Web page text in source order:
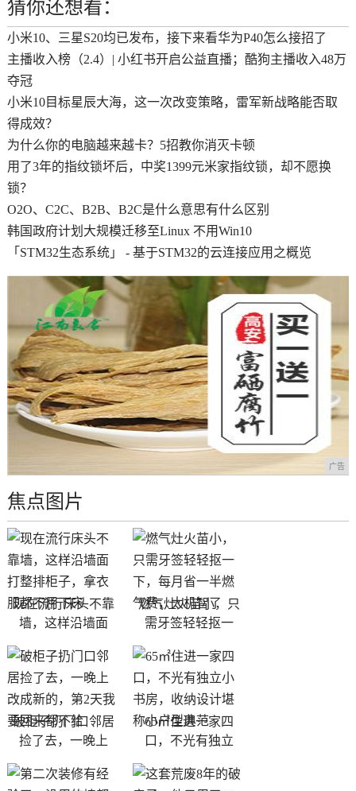
猜你还想看：
小米10、三星S20均已发布，接下来看华为P40怎么接招了
主播收入榜（2.4）| 小红书开启公益直播；酷狗主播收入48万
夺冠
小米10目标星辰大海，这一次改变策略，雷军新战略能否取
得成效？
为什么你的电脑越来越卡？5招教你消灭卡顿
用了3年的指纹锁坏后，中奖1399元米家指纹锁，却不愿换
锁？
O2O、C2C、B2B、B2C是什么意思有什么区别
韩国政府计划大规模迁移至Linux 不用Win10
「STM32生态系统」 - 基于STM32的云连接应用之概览
广告
焦点图片
现在流行床头不靠
墙，这样沿墙面
燃气灶火苗小，只
需牙签轻轻抠一
破柜子扔门口邻居
捡了去，一晚上
65㎡住进一家四
口，不光有独立